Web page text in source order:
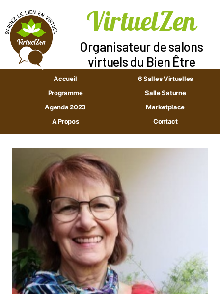
Aller
au
contenu
VirtuelZen
Organisateur de salons
virtuels du Bien Être
Accueil
6 Salles Virtuelles
Programme
Salle Saturne
Agenda 2023
Marketplace
A Propos
Contact